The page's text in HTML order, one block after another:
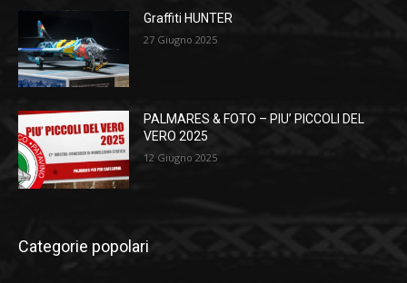
Graffiti HUNTER
27 Giugno 2025
PALMARES & FOTO – PIU’ PICCOLI DEL
VERO 2025
12 Giugno 2025
Categorie popolari